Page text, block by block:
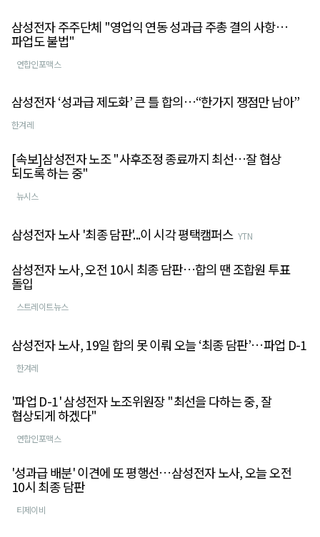
삼성전자 주주단체 "영업익 연동 성과급 주총 결의 사항…
파업도 불법"
연합인포맥스
삼성전자 ‘성과급 제도화’ 큰 틀 합의…“한가지 쟁점만 남아”
한겨레
[속보]삼성전자 노조 "사후조정 종료까지 최선…잘 협상
되도록 하는 중"
뉴시스
삼성전자 노사 '최종 담판'...이 시각 평택캠퍼스 YTN
삼성전자 노사, 오전 10시 최종 담판…합의 땐 조합원 투표
돌입
스트레이트뉴스
삼성전자 노사, 19일 합의 못 이뤄 오늘 ‘최종 담판’…파업 D-1
한겨레
'파업 D-1' 삼성전자 노조위원장 "최선을 다하는 중, 잘
협상되게 하겠다"
연합인포맥스
'성과급 배분' 이견에 또 평행선…삼성전자 노사, 오늘 오전
10시 최종 담판
티제이비